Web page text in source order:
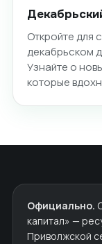
Откройте для
декабрьском
Узнайте о
которые
Официально.
капитал» —
Приволжской